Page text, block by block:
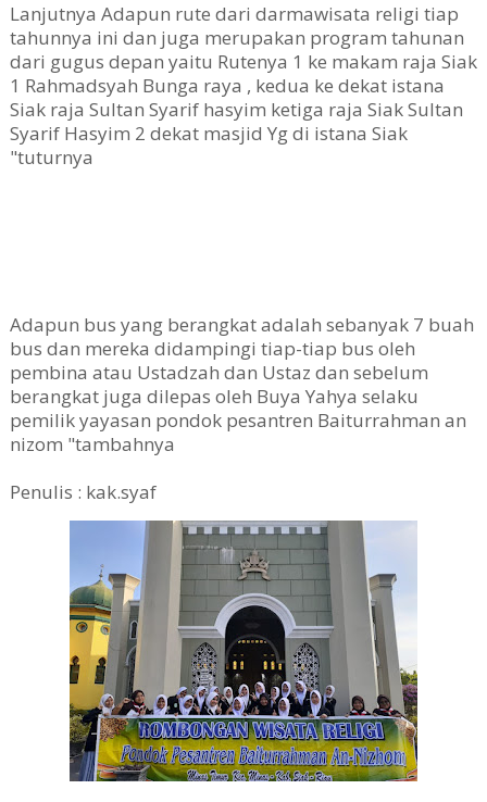
Lanjutnya Adapun rute dari darmawisata religi tiap
tahunnya ini dan juga merupakan program tahunan
dari gugus depan yaitu Rutenya 1 ke makam raja Siak
1 Rahmadsyah Bunga raya , kedua ke dekat istana
Siak raja Sultan Syarif hasyim ketiga raja Siak Sultan
Syarif Hasyim 2 dekat masjid Yg di istana Siak
"tuturnya
Adapun bus yang berangkat adalah sebanyak 7 buah
bus dan mereka didampingi tiap-tiap bus oleh
pembina atau Ustadzah dan Ustaz dan sebelum
berangkat juga dilepas oleh Buya Yahya selaku
pemilik yayasan pondok pesantren Baiturrahman an
nizom "tambahnya
Penulis : kak.syaf